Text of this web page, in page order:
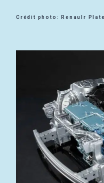
Crédit photo: Renaulr